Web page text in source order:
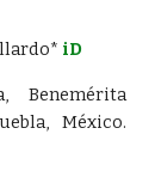
iD
Benemérita
México.